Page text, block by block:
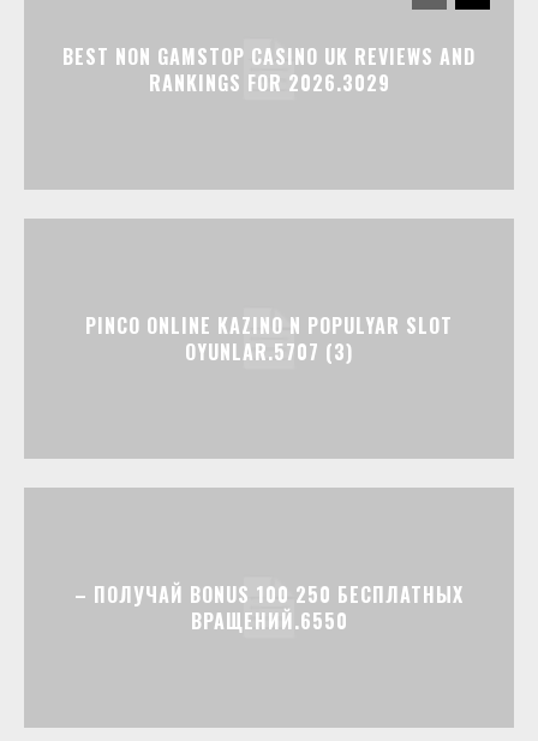
BEST NON GAMSTOP CASINO UK REVIEWS AND
RANKINGS FOR 2026.3029
PINCO ONLINE KAZINO N POPULYAR SLOT
OYUNLAR.5707 (3)
– ПОЛУЧАЙ BONUS 100 250 БЕСПЛАТНЫХ
ВРАЩЕНИЙ.6550